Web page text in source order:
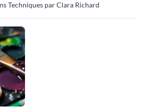
Techniques par Clara Richard